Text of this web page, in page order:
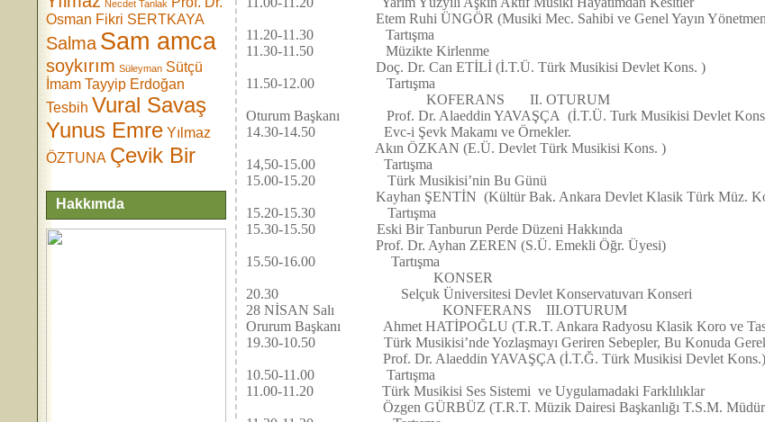
Necdet Tanlak
Osman Fikri SERTKAYA
Salma Sam amca
soykırım Süleyman Sütçü
İmam Tayyip Erdoğan
Tesbih Vural Savaş
Yunus Emre Yılmaz
ÖZTUNA Çevik Bir
Hakkımda
Etem Ruhi ÜNGÖR (Musiki Mec. Sahibi ve Genel Yayın
11.20-11.30 Tartışma
11.30-11.50 Müzikte Kirlenme
Doç. Dr. Can ETİLİ (İ.T.Ü. Türk Musikisi Devlet Kons. )
11.50-12.00 Tartışma
KOFERANS II. OTURUM
Oturum Başkanı Prof. Dr. Alaeddin YAVAŞÇA (İ.T.Ü. Turk Musikisi Devlet
14.30-14.50 Evc-i Şevk Makamı ve Örnekler.
Akın ÖZKAN (E.Ü. Devlet Türk Musikisi Kons. )
14,50-15.00 Tartışma
15.00-15.20 Türk Musikisi’nin Bu Günü
Kayhan ŞENTİN (Kültür Bak. Ankara Devlet Klasik Türk Müz.
15.20-15.30 Tartışma
15.30-15.50 Eski Bir Tanburun Perde Düzeni Hakkında
Prof. Dr. Ayhan ZEREN (S.Ü. Emekli Öğr. Üyesi)
15.50-16.00 Tartışma
KONSER
20.30 Selçuk Üniversitesi Devlet Konservatuvarı Konseri
28 NİSAN Salı KONFERANS III.OTURUM
Orurum Başkanı Ahmet HATİPOĞLU (T.R.T. Ankara Radyosu Klasik Koro ve
19.30-10.50 Türk Musikisi’nde Yozlaşmayı Geriren Sebepler, Bu Konuda
Prof. Dr. Alaeddin YAVAŞÇA (İ.T.Ğ. Türk Musikisi Devlet Kons.)
10.50-11.00 Tartışma
11.00-11.20 Türk Musikisi Ses Sistemi ve Uygulamadaki Farklılıklar
Özgen GÜRBÜZ (T.R.T. Müzik Dairesi Başkanlığı T.S.M.